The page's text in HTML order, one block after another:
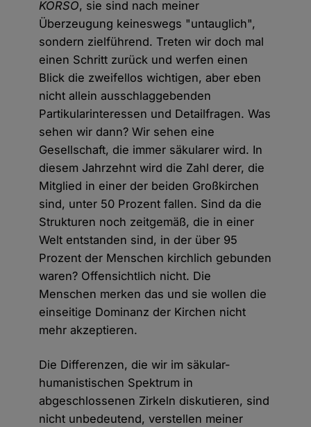
KORSO, sie sind nach meiner
Überzeugung keineswegs "untauglich",
sondern zielführend. Treten wir doch mal
einen Schritt zurück und werfen einen
Blick die zweifellos wichtigen, aber eben
nicht allein ausschlaggebenden
Partikularinteressen und Detailfragen. Was
sehen wir dann? Wir sehen eine
Gesellschaft, die immer säkularer wird. In
diesem Jahrzehnt wird die Zahl derer, die
Mitglied in einer der beiden Großkirchen
sind, unter 50 Prozent fallen. Sind da die
Strukturen noch zeitgemäß, die in einer
Welt entstanden sind, in der über 95
Prozent der Menschen kirchlich gebunden
waren? Offensichtlich nicht. Die
Menschen merken das und sie wollen die
einseitige Dominanz der Kirchen nicht
mehr akzeptieren.
Die Differenzen, die wir im säkular-
humanistischen Spektrum in
abgeschlossenen Zirkeln diskutieren, sind
nicht unbedeutend, verstellen meiner